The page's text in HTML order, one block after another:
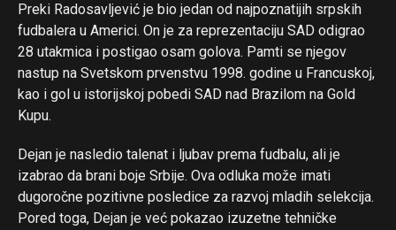
Preki Radosavljević je bio jedan od najpoznatijih srpskih
fudbalera u Americi. On je za reprezentaciju SAD odigrao
28 utakmica i postigao osam golova. Pamti se njegov
nastup na Svetskom prvenstvu 1998. godine u Francuskoj,
kao i gol u istorijskoj pobedi SAD nad Brazilom na Gold
Kupu.
Dejan je nasledio talenat i ljubav prema fudbalu, ali je
izabrao da brani boje Srbije. Ova odluka može imati
dugoročne pozitivne posledice za razvoj mladih selekcija.
Pored toga, Dejan je već pokazao izuzetne tehničke